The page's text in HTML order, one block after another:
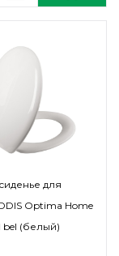
для
Optima Home
bel (белый)